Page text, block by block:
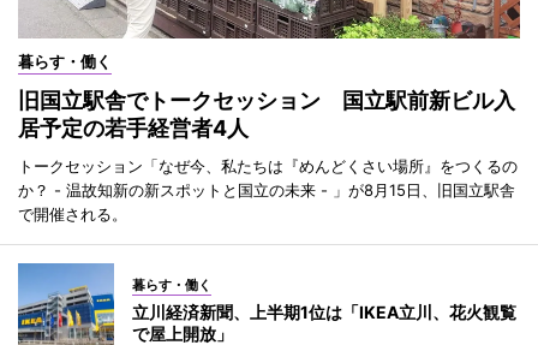
暮らす・働く
旧国立駅舎でトークセッション 国立駅前新ビル入
居予定の若手経営者4人
トークセッション「なぜ今、私たちは『めんどくさい場所』をつくるの
か？ - 温故知新の新スポットと国立の未来 - 」が8月15日、旧国立駅舎
で開催される。
暮らす・働く
立川経済新聞、上半期1位は「IKEA立川、花火観覧
で屋上開放」